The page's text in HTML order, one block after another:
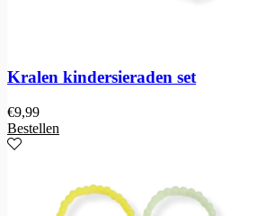
Kralen kindersieraden set
€9,99
Bestellen